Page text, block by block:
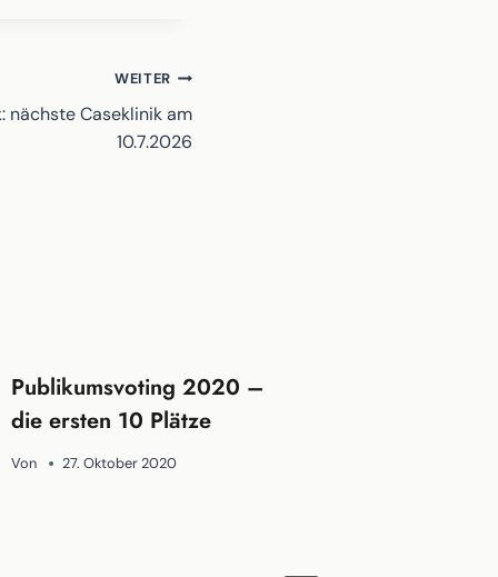
WEITER
nächste Caseklinik am
10.7.2026
Publikumsvoting 2020 –
die ersten 10 Plätze
Von 27. Oktober 2020